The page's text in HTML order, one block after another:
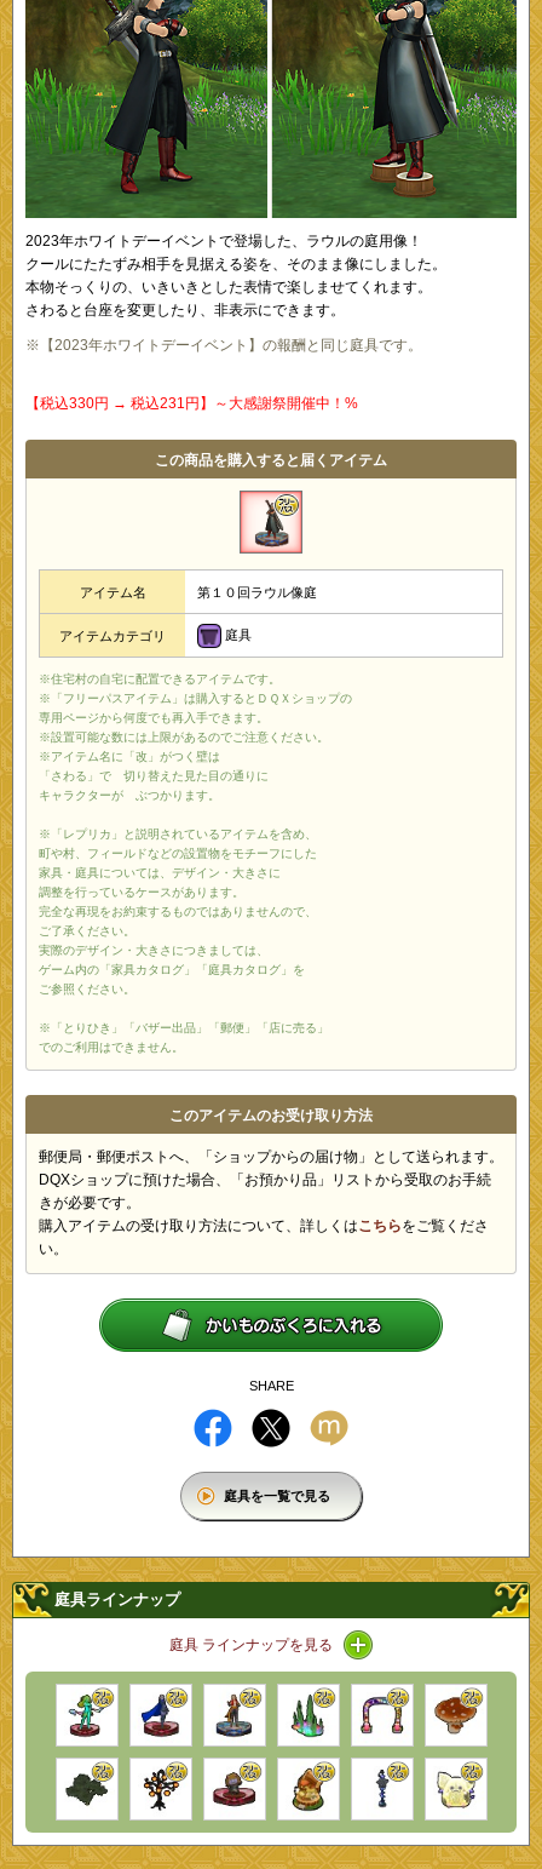
2023年ホワイトデーイベントで登場した、ラウルの庭用像！
クールにたたずみ相手を見据える姿を、そのまま像にしました。
本物そっくりの、いきいきとした表情で楽しませてくれます。
さわると台座を変更したり、非表示にできます。
※【2023年ホワイトデーイベント】の報酬と同じ庭具です。
【税込330円 → 税込231円】～大感謝祭開催中！%
この商品を購入すると届くアイテム
アイテム名 第１０回ラウル像庭
アイテムカテゴリ 庭具
※住宅村の自宅に配置できるアイテムです。
※「フリーパスアイテム」は購入するとＤＱＸショップの
専用ページから何度でも再入手できます。
※設置可能な数には上限があるのでご注意ください。
※アイテム名に「改」がつく壁は
「さわる」で 切り替えた見た目の通りに
キャラクターが ぶつかります。
※「レプリカ」と説明されているアイテムを含め、
町や村、フィールドなどの設置物をモチーフにした
家具・庭具については、デザイン・大きさに
調整を行っているケースがあります。
完全な再現をお約束するものではありませんので、
ご了承ください。
実際のデザイン・大きさにつきましては、
ゲーム内の「家具カタログ」「庭具カタログ」を
ご参照ください。
※「とりひき」「バザー出品」「郵便」「店に売る」
でのご利用はできません。
このアイテムのお受け取り方法
郵便局・郵便ポストへ、「ショップからの届け物」として送られます。
DQXショップに預けた場合、「お預かり品」リストから受取のお手続
きが必要です。
購入アイテムの受け取り方法について、詳しくはこちらをご覧くださ
い。
SHARE
庭具を一覧で見る
庭具ラインナップ
庭具 ラインナップを見る アイコン / ラインナップ